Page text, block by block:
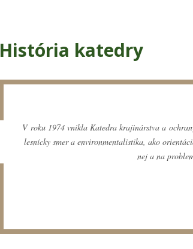
História katedry
V roku 1974 vnikla Katedra krajinárstva a
lesnícky smer a environmentalistika, ako
nej a na